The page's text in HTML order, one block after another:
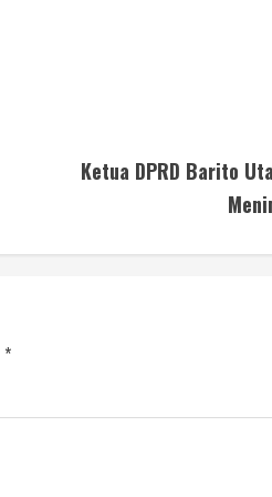
Ketua DPRD Barito
*